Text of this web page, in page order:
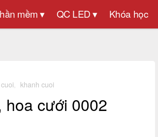
mềm ▾ QC LED ▾ Khóa học
khanh cuoi
hoa cưới 0002